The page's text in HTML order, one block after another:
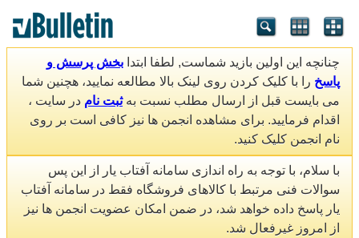
چنانچه این اولین بازید شماست, لطفا ابتدا بخش پرسش و
پاسخ را با کلیک کردن روی لینک بالا مطالعه نمایید، هچنین شما
می بایست قبل از ارسال مطلب نسبت بهثبت نام در سایت ،
اقدام فرمایید. برای مشاهده انجمن ها نیز کافی است بر روی
نام انجمن کلیک کنید.
با سلام، با توجه به راه اندازی سامانه آفتاب یار از این پس
سوالات فنی مرتبط با کالاهای فروشگاه فقط در سامانه آفتاب
یار پاسخ داده خواهد شد، در ضمن امکان عضویت انجمن ها نیز
از امروز غیرفعال شد.